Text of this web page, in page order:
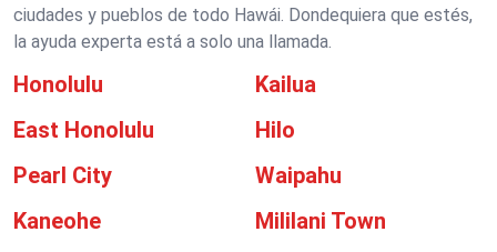
ciudades y pueblos de todo Hawái. Dondequiera que estés,
la ayuda experta está a solo una llamada.
Honolulu
Kailua
East Honolulu
Hilo
Pearl City
Waipahu
Kaneohe
Mililani Town